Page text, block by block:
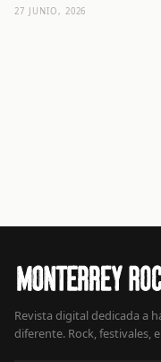
27 JUNIO, 2026
Revista digital dedicada a
diferente. Rock, festivales,